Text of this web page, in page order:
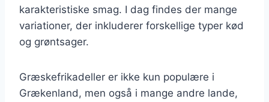
karakteristiske smag. I dag findes der mange
variationer, der inkluderer forskellige typer kød
og grøntsager.
Græskefrikadeller er ikke kun populære i
Grækenland, men også i mange andre lande,